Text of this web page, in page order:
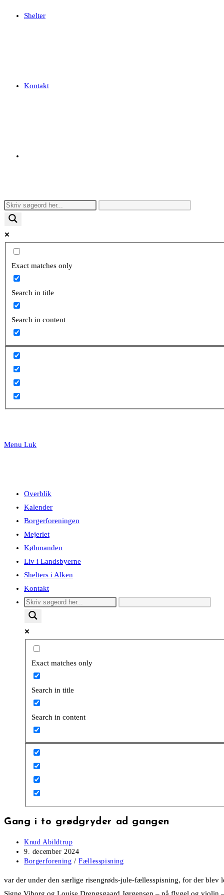
Shelter
Kontakt
search
Exact matches only
Search in title
Search in content
Menu Luk
Overblik
Kalender
Borgerforeningen
Mejeriet
Købmanden
Liv i Landsbyerne
Shelters i Alken
Kontakt
Exact matches only
Search in title
Search in content
Gang i to grødgryder ad gangen
Post
author:
Knud Abildtrup
Post
published:
9. december 2024
Post
Borgerforening / Fællesspisning
var der under den særlige risengrøds-jule-fællesspisning, for der
Signe Viborg og Louise Drengsgaard Jørgensen – på flygel og